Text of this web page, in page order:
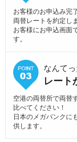
お客様のお申込み完
両替レートを約定し
お客様にお申込画面
す。
なんて
レート
空港の両替所で両替
比べてください！
日本のメガバンクに
供します。